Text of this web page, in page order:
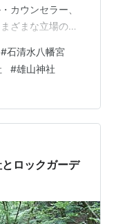
カウンセラー、
ざまな立場の方
れた限りある命
ギーを充電でき
めかみ辺りに、
す。この感覚は
ことがないので
いるので…
#石清水八幡宮
#雄山神社
ロックガーデ